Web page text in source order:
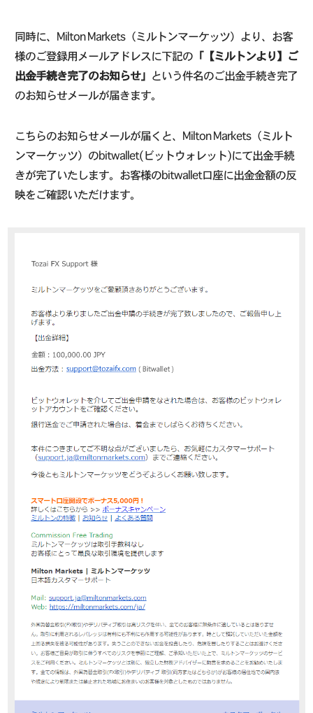
同時に、Milton Markets（ミルトンマーケッツ）より、お客
様のご登録用メールアドレスに下記の 「【ミルトンより】ご
出金手続き完了のお知らせ」 という件名のご出金手続き完了
のお知らせメールが届きます。
こちらのお知らせメールが届くと、Milton Markets（ミルト
ンマーケッツ）のbitwallet(ビットウォレット)にて出金手続
きが完了いたします。お客様のbitwallet口座に出金金額の反
映をご確認いただけます。